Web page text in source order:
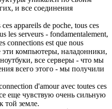
и все соединения
appareils de poche, tous ces
les serveurs - fondamentalement,
connections est que nous
эти компьютеры, наладонники,
все серверы - что мы
всего этого - мы получили
d'amour avec toutes ces
еще чувствую очень сильную
той земле.